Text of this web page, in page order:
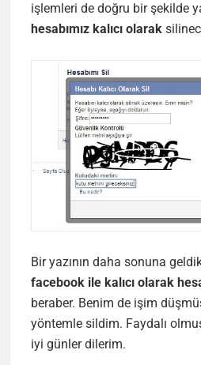
işlemleri de doğru bir şekilde
hesabımız kalıcı olarak
Bir yazının daha sonuna
facebook ile kalıcı olarak
beraber. Benim de işim
yöntemle sildim. Faydalı
iyi günler dilerim.